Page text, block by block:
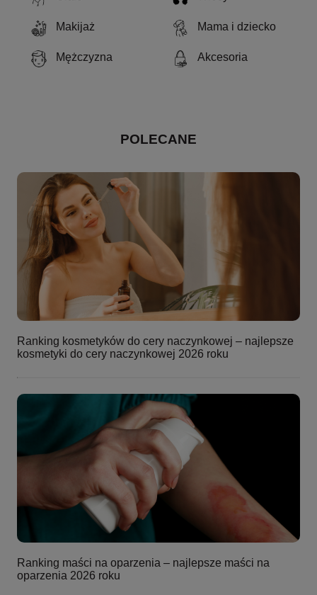
Makijaż Mama i dziecko
Mężczyzna Akcesoria
POLECANE
Ranking kosmetyków do cery naczynkowej – najlepsze
kosmetyki do cery naczynkowej 2026 roku
Ranking maści na oparzenia – najlepsze maści na
oparzenia 2026 roku